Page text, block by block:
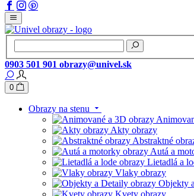
0903 501 901 obrazy@univel.sk
0
Obrazy na stenu
Akty obrazy
Abstraktné
Autá a
Lietadlá a
Vlaky obrazy
Objekty
Kvety obrazy